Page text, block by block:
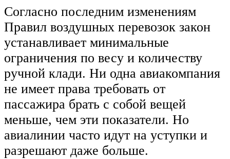
Согласно последним изменениям
Правил воздушных перевозок закон
устанавливает минимальные
ограничения по весу и количеству
ручной клади. Ни одна авиакомпания
не имеет права требовать от
пассажира брать с собой вещей
меньше, чем эти показатели. Но
авиалинии часто идут на уступки и
разрешают даже больше.